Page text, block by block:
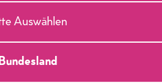
Auswählen